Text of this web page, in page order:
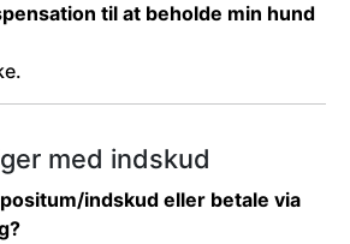
til at beholde min hund
med indskud
indskud eller betale via